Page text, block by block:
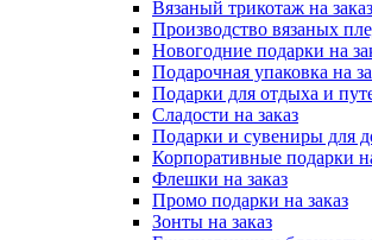
Вязаный трикотаж на заказ
Производство вязаных
Новогодние подарки на
Подарочная упаковка на
Подарки для отдыха и
Сладости на заказ
Подарки и сувениры для
Корпоративные подарки
Флешки на заказ
Промо подарки на заказ
Зонты на заказ